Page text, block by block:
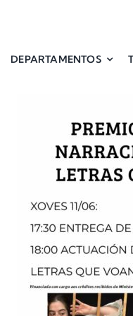
DEPARTAMENTOS